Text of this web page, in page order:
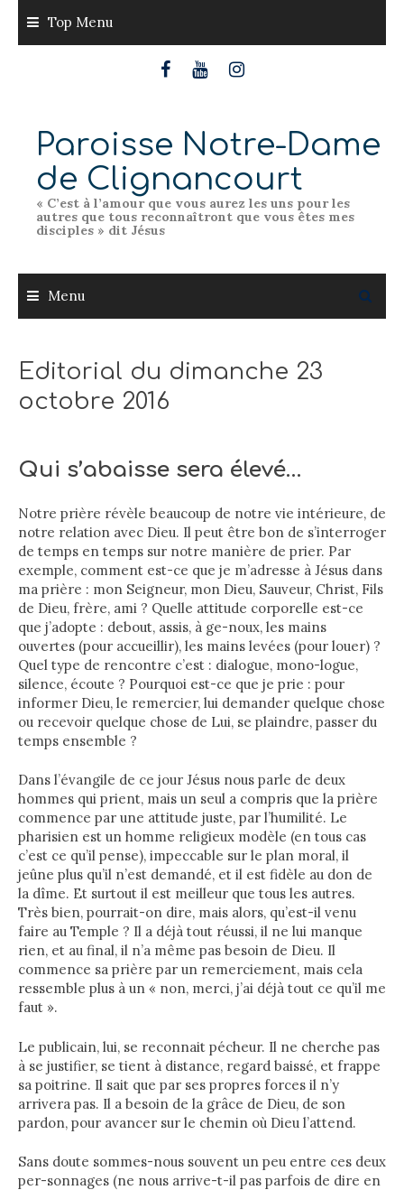
content
Top Menu
Paroisse Notre-Dame
de Clignancourt
« C’est à l’amour que vous aurez les uns pour les
autres que tous reconnaîtront que vous êtes mes
disciples » dit Jésus
Menu
Editorial du dimanche 23
octobre 2016
Qui s’abaisse sera élevé…
Notre prière révèle beaucoup de notre vie intérieure, de
notre relation avec Dieu. Il peut être bon de s’interroger
de temps en temps sur notre manière de prier. Par
exemple, comment est-ce que je m’adresse à Jésus dans
ma prière : mon Seigneur, mon Dieu, Sauveur, Christ, Fils
de Dieu, frère, ami ? Quelle attitude corporelle est-ce
que j’adopte : debout, assis, à ge-noux, les mains
ouvertes (pour accueillir), les mains levées (pour louer) ?
Quel type de rencontre c’est : dialogue, mono-logue,
silence, écoute ? Pourquoi est-ce que je prie : pour
informer Dieu, le remercier, lui demander quelque chose
ou recevoir quelque chose de Lui, se plaindre, passer du
temps ensemble ?
Dans l’évangile de ce jour Jésus nous parle de deux
hommes qui prient, mais un seul a compris que la prière
commence par une attitude juste, par l’humilité. Le
pharisien est un homme religieux modèle (en tous cas
c’est ce qu’il pense), impeccable sur le plan moral, il
jeûne plus qu’il n’est demandé, et il est fidèle au don de
la dîme. Et surtout il est meilleur que tous les autres.
Très bien, pourrait-on dire, mais alors, qu’est-il venu
faire au Temple ? Il a déjà tout réussi, il ne lui manque
rien, et au final, il n’a même pas besoin de Dieu. Il
commence sa prière par un remerciement, mais cela
ressemble plus à un « non, merci, j’ai déjà tout ce qu’il me
faut ».
Le publicain, lui, se reconnait pécheur. Il ne cherche pas
à se justifier, se tient à distance, regard baissé, et frappe
sa poitrine. Il sait que par ses propres forces il n’y
arrivera pas. Il a besoin de la grâce de Dieu, de son
pardon, pour avancer sur le chemin où Dieu l’attend.
Sans doute sommes-nous souvent un peu entre ces deux
per-sonnages (ne nous arrive-t-il pas parfois de dire en